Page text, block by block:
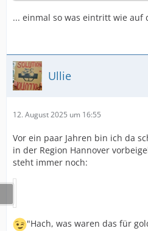
... einmal so was eintritt wie auf
Ullie
12. August 2025 um 16:55
Vor ein paar Jahren bin ich da
in der Region Hannover
steht immer noch:
"Hach, was waren das für